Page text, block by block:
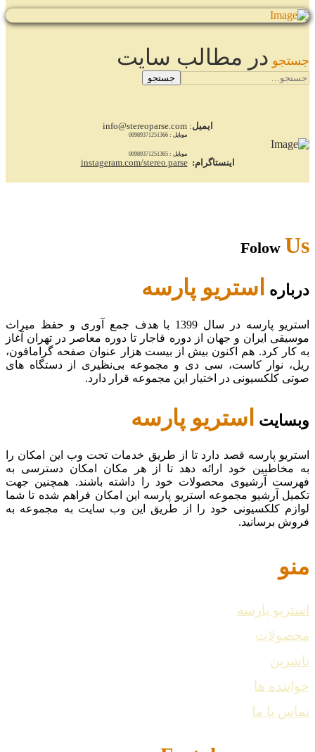
جستجو در مطالب سایت
جستجو
ایمیل : info@stereoparse.com
موبایل :00989371251366
موبایل :00989371251365
اینستاگرام: instageram.com/stereo.parse
FolowUs
درباره استریو پارسه
استریو پارسه در سال 1399 با هدف جمع آوری و حفظ میراث
موسیقی ایران و جهان از دوره قاجار تا دوره معاصر در تهران آغاز
به کار کرد. هم اکنون بیش از بیست هزار عنوان صفحه گرامافون،
ریل، نوار کاست، سی دی و مجموعه بی‌نظیری از دستگاه های
صوتی کلکسیونی در اختیار این مجموعه قرار دارد.
وبسایت استریو پارسه
استریو پارسه قصد دارد تا از طریق خدمات تحت وب این امکان را
به مخاطبین خود ارائه دهد تا از هر مکان امکان دسترسی به
فهرست آرشیوی محصولات خود را داشته باشند. همچنین جهت
تکمیل آرشیو مجموعه استریو پارسه این امکان فراهم شده تا شما
لوازم کلکسیونی خود را از طریق این وب سایت به مجموعه به
فروش برسانید.
منو
استریو پارسه
محصولات
ناشرین
خواننده ها
تماس با ما